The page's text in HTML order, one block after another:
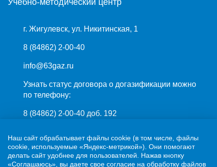
Учебно-методический центр
г. Жигулевск, ул. Никитинская, 1
8 (84862) 2-00-40
info@63gaz.ru
Узнать статус договора о догазификации можно
по телефону:
8 (84862) 2-00-40 доб. 192
Наш сайт обрабатывает файлы cookie (в том числе, файлы
cookie, используемые «Яндекс-метрикой»). Они помогают
делать сайт удобнее для пользователей. Нажав кнопку
«Соглашаюсь», вы даете свое согласие на обработку файлов